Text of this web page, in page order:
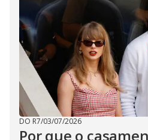
DO R7/03/07/2026
Por que o